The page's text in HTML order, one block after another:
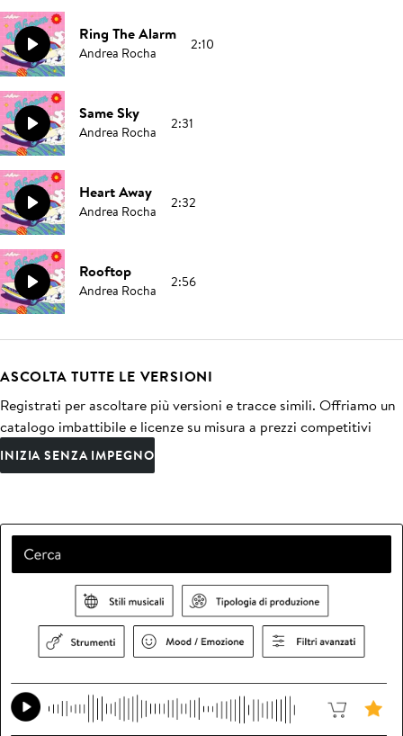
Ring The Alarm
Andrea Rocha 2:10
Same Sky
Andrea Rocha 2:31
Heart Away
Andrea Rocha 2:32
Rooftop
Andrea Rocha 2:56
ASCOLTA TUTTE LE VERSIONI
Registrati per ascoltare più versioni e tracce simili. Offriamo un
catalogo imbattibile e licenze su misura a prezzi competitivi
INIZIA SENZA IMPEGNO